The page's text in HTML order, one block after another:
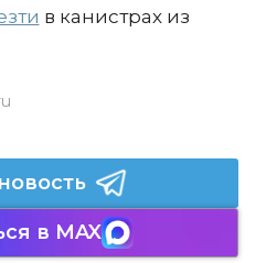
в канистрах из
в MAX